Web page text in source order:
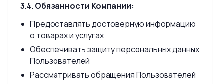
3.4. Обязанности Компании:
Предоставлять достоверную информацию
о товарах и услугах
Обеспечивать защиту персональных данных
Пользователей
Рассматривать обращения Пользователей